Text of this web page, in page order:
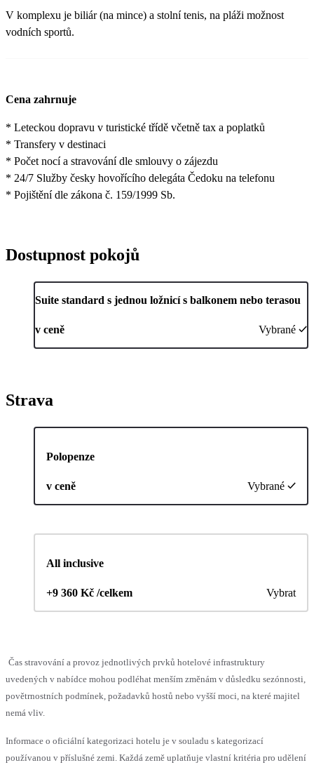
V komplexu je biliár (na mince) a stolní tenis, na pláži možnost
vodních sportů.
Cena zahrnuje
* Leteckou dopravu v turistické třídě včetně tax a poplatků
* Transfery v destinaci
* Počet nocí a stravování dle smlouvy o zájezdu
* 24/7 Služby česky hovořícího delegáta Čedoku na telefonu
* Pojištění dle zákona č. 159/1999 Sb.
Dostupnost pokojů
Suite standard s jednou ložnicí s balkonem nebo terasou
v ceně Vybrané
Strava
Polopenze
v ceně Vybrané
All inclusive
+9 360 Kč /celkem Vybrat
Čas stravování a provoz jednotlivých prvků hotelové infrastruktury
uvedených v nabídce mohou podléhat menším změnám v důsledku sezónnosti,
povětrnostních podmínek, požadavků hostů nebo vyšší moci, na které majitel
nemá vliv.
Informace o oficiální kategorizaci hotelu je v souladu s kategorizací
používanou v příslušné zemi. Každá země uplatňuje vlastní kritéria pro udělení